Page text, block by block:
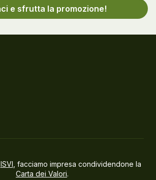
e sfrutta la promozione!
ISVI , facciamo impresa condividendone la
Carta dei Valori.